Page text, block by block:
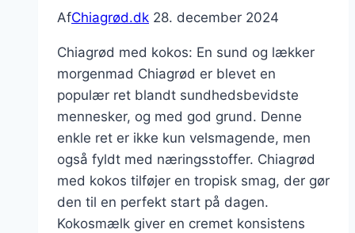
AfChiagrød.dk 28. december 2024
Chiagrød med kokos: En sund og lækker
morgenmad Chiagrød er blevet en
populær ret blandt sundhedsbevidste
mennesker, og med god grund. Denne
enkle ret er ikke kun velsmagende, men
også fyldt med næringsstoffer. Chiagrød
med kokos tilføjer en tropisk smag, der gør
den til en perfekt start på dagen.
Kokosmælk giver en cremet konsistens